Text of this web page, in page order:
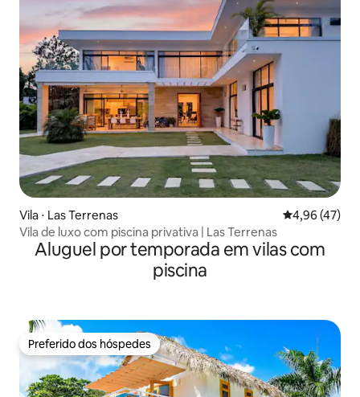
Vila ⋅ Las Terrenas 4,96 de uma
4,96 (47)
Vila de luxo com piscina privativa | Las Terrenas
Aluguel por temporada em vilas com
piscina
Preferido dos hóspedes
Preferido dos hóspedes